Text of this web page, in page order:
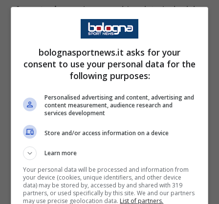
Arnautovicnon hanno evidenziato lesioni: i
giocatori rientreranno gradualmente in
gruppo nel prosieguo della settimana.
LEGGI ANCHE: Bologna, ecco Iago Lozano: il
bolognasportnews.it asks for your
consent to use your personal data for the
following purposes:
Personalised advertising and content, advertising and
content measurement, audience research and
services development
Store and/or access information on a device
Learn more
Your personal data will be processed and information from
your device (cookies, unique identifiers, and other device
data) may be stored by, accessed by and shared with 319
partners, or used specifically by this site. We and our partners
may use precise geolocation data. List of partners.